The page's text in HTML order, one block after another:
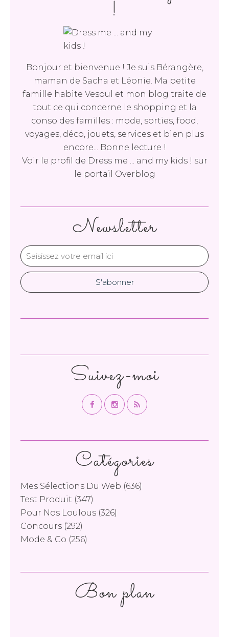
Newsletter
Catégories
Mes Sélections Du Web (636)
Test Produit (347)
Pour Nos Loulous (326)
Concours (292)
Mode & Co (256)
!
Bonjour et bienvenue ! Je suis Bérangère,
maman de Sacha et Léonie. Ma petite
famille habite Vesoul et mon blog traite de
tout ce qui concerne le shopping et la
conso des familles : mode, sorties, food,
voyages, déco, jouets, services et bien plus
encore... Bonne lecture !
Voir le profil de Dress me ... and my kids ! sur
le portail Overblog
Suivez-moi
Bon plan